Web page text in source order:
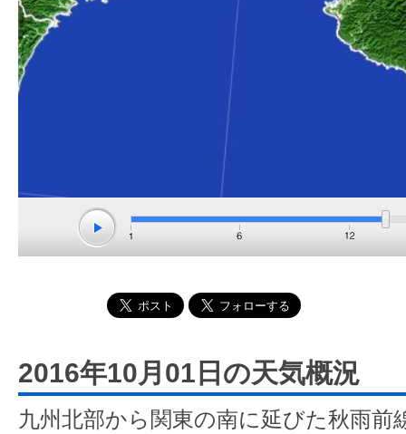
2016年10月01日の天気概況
九州北部から関東の南に延びた秋雨前